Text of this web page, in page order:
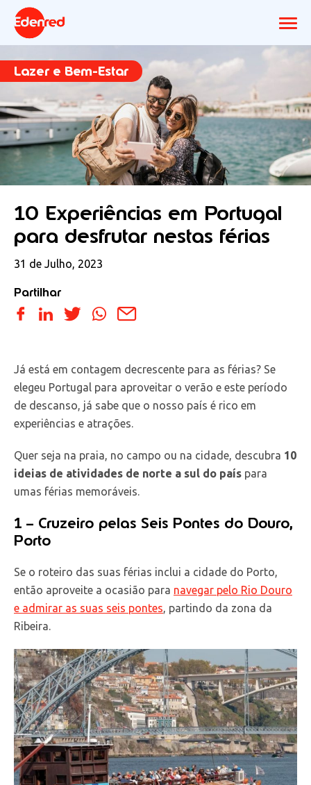
Lazer e Bem-Estar
10 Experiências em Portugal
para desfrutar nestas férias
31 de Julho, 2023
Partilhar
Já está em contagem decrescente para as férias? Se
elegeu Portugal para aproveitar o verão e este período
de descanso, já sabe que o nosso país é rico em
experiências e atrações.
Quer seja na praia, no campo ou na cidade, descubra 10
ideias de atividades de norte a sul do país para
umas férias memoráveis.
1 – Cruzeiro pelas Seis Pontes do Douro,
Porto
Se o roteiro das suas férias inclui a cidade do Porto,
então aproveite a ocasião para navegar pelo Rio Douro
e admirar as suas seis pontes , partindo da zona da
Ribeira.